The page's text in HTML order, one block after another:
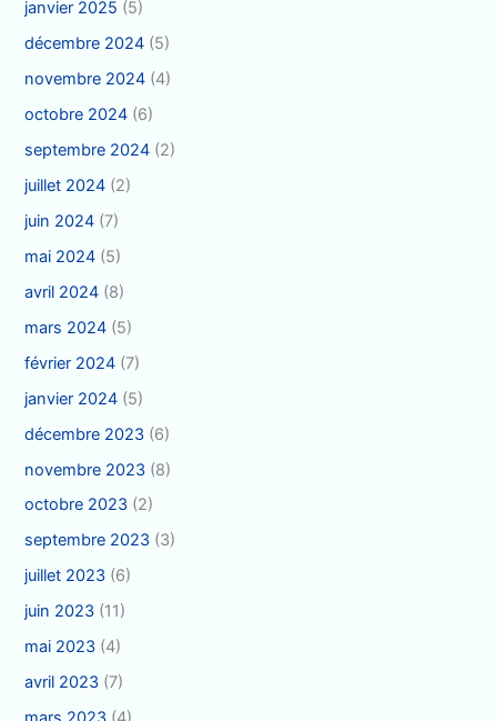
janvier 2025 (5)
décembre 2024 (5)
novembre 2024 (4)
octobre 2024 (6)
septembre 2024 (2)
juillet 2024 (2)
juin 2024 (7)
mai 2024 (5)
avril 2024 (8)
mars 2024 (5)
février 2024 (7)
janvier 2024 (5)
décembre 2023 (6)
novembre 2023 (8)
octobre 2023 (2)
septembre 2023 (3)
juillet 2023 (6)
juin 2023 (11)
mai 2023 (4)
avril 2023 (7)